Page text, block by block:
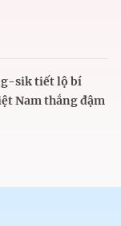
sik tiết lộ bí
Nam thắng đậm